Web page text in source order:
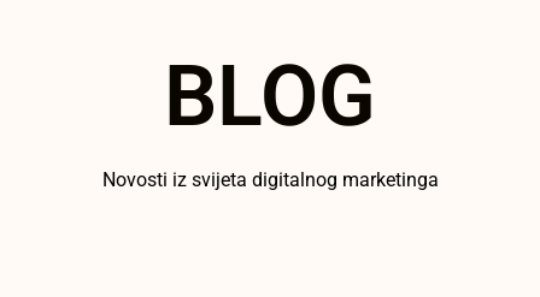
BLOG
Novosti iz svijeta digitalnog marketinga